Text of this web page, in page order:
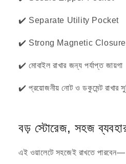
✔️ Separate Utility Pocket
✔️ Strong Magnetic Closure
✔️ মোবাইল রাখার জন্য পর্যাপ্ত জায়গা
✔️ প্রয়োজনীয় নোট ও ডকুমেন্ট রাখার
বড় স্টোরেজ, সহজ
এই ওয়ালেটে সহজেই রাখতে পারবেন—